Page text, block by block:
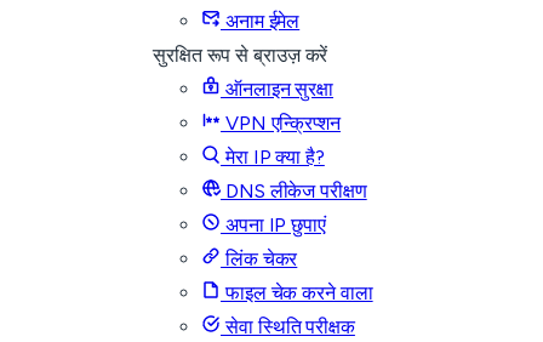
अनाम ईमेल
सुरक्षित रूप से ब्राउज़ करें
ऑनलाइन सुरक्षा
VPN एन्क्रिप्शन
मेरा IP क्या है?
DNS लीकेज परीक्षण
अपना IP छुपाएं
लिंक चेकर
फाइल चेक करने वाला
सेवा स्थिति परीक्षक